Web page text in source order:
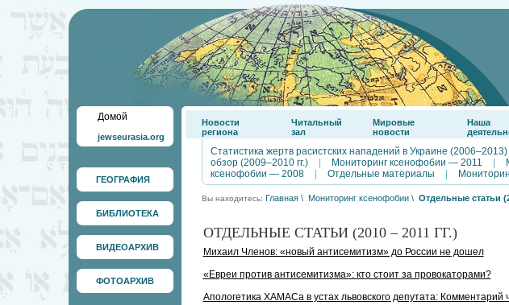
Домой
jewseurasia.org
ГЕОГРАФИЯ
БИБЛИОТЕКА
ВИДЕОАРХИВ
ФОТОАРХИВ
Новости
региона
Читальный
зал
Мировые
новости
Наша
Статистика жертв расистских нападений в Украине (2006–2013)
обзор (2009–2010 гг.)
Мониторинг ксенофобии — 2011
ксенофобии — 2008
Отдельные материалы
Вы находитесь: Главная \ Мониторинг ксенофобии \ Отдельные статьи
ОТДЕЛЬНЫЕ СТАТЬИ (2010 – 2011 ГГ.)
Михаил Членов: «новый антисемитизм» до России не дошел
«Евреи против антисемитизма»: кто стоит за провокаторами?
Апологетика ХАМАСа в устах львовского депутата: Комментарий